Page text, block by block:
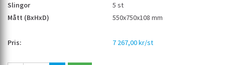
5 st
550x750x108 mm
7 267,00 kr/st